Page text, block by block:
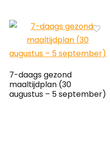
7-daags gezond
maaltijdplan (30
augustus – 5 september)